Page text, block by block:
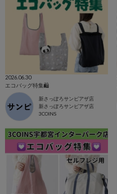
2026.06.30
エコバッグ特集🛍️
新さっぽろサンピアザ店
新さっぽろサンピアザ店
3COINS